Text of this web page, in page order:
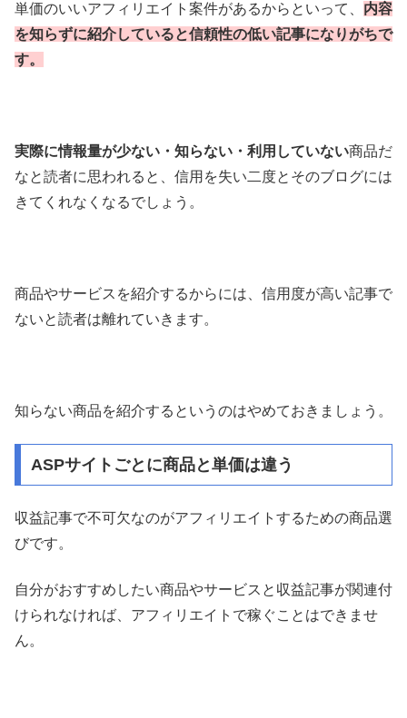
単価のいいアフィリエイト案件があるからといって、 内容
を知らずに紹介していると信頼性の低い記事になりがちで
す。
実際に情報量が少ない・知らない・利用していない商品だ
なと読者に思われると、信用を失い二度とそのブログには
きてくれなくなるでしょう。
商品やサービスを紹介するからには、信用度が高い記事で
ないと読者は離れていきます。
知らない商品を紹介するというのはやめておきましょう。
ASPサイトごとに商品と単価は違う
収益記事で不可欠なのがアフィリエイトするための商品選
びです。
自分がおすすめしたい商品やサービスと収益記事が関連付
けられなければ、アフィリエイトで稼ぐことはできませ
ん。